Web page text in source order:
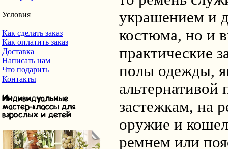
Условия
Как сделать заказ
Как оплатить заказ
Доставка
Написать нам
Что подарить
Контакты
украшением и
костюма, но и
практические
полы одежды,
застежкам, на
оружие и
ремнем или